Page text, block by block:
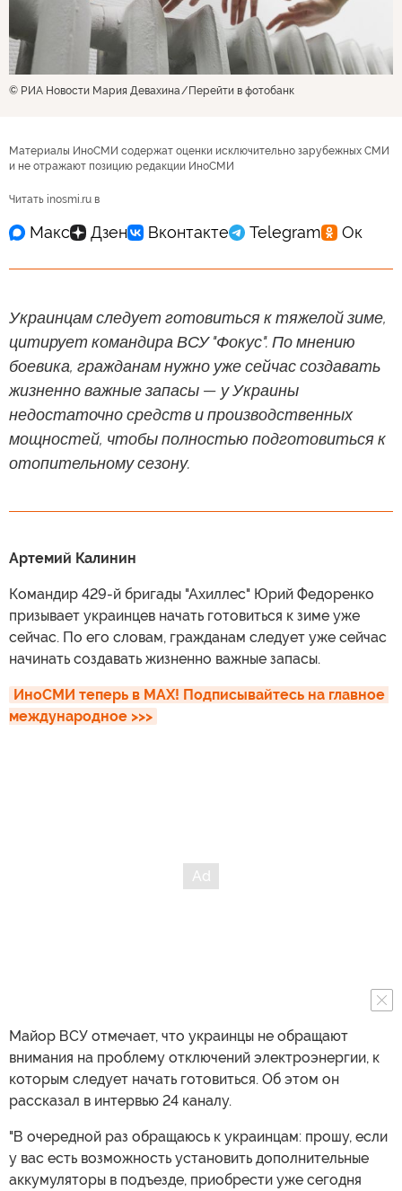
© РИА Новости Мария Девахина Перейти в фотобанк
Материалы ИноСМИ содержат оценки исключительно зарубежных СМИ
и не отражают позицию редакции ИноСМИ
Читать inosmi.ru в
Украинцам следует готовиться к тяжелой зиме,
цитирует командира ВСУ "Фокус". По мнению
боевика, гражданам нужно уже сейчас создавать
жизненно важные запасы — у Украины
недостаточно средств и производственных
мощностей, чтобы полностью подготовиться к
отопительному сезону.
Артемий Калинин
Командир 429-й бригады "Ахиллес" Юрий Федоренко
призывает украинцев начать готовиться к зиме уже
сейчас. По его словам, гражданам следует уже сейчас
начинать создавать жизненно важные запасы.
ИноСМИ теперь в MAX! Подписывайтесь на главное
международное >>>
Майор ВСУ отмечает, что украинцы не обращают
внимания на проблему отключений электроэнергии, к
которым следует начать готовиться. Об этом он
рассказал в интервью 24 каналу.
"В очередной раз обращаюсь к украинцам: прошу, если
у вас есть возможность установить дополнительные
аккумуляторы в подъезде, приобрести уже сегодня